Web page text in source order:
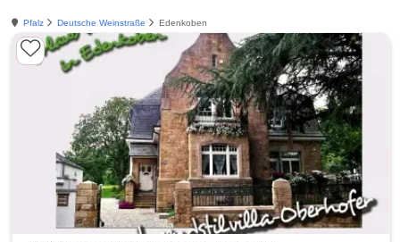
Pfalz Deutsche Weinstraße Edenkoben